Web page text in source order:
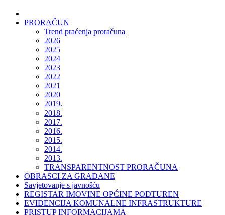
PRORAČUN
Trend praćenja proračuna
2026
2025
2024
2023
2022
2021
2020
2019.
2018.
2017.
2016.
2015.
2014.
2013.
TRANSPARENTNOST PRORAČUNA
OBRASCI ZA GRAĐANE
Savjetovanje s javnošću
REGISTAR IMOVINE OPĆINE PODTUREN
EVIDENCIJA KOMUNALNE INFRASTRUKTURE
PRISTUP INFORMACIJAMA